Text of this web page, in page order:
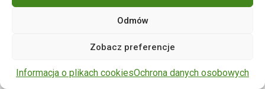
Odmów
Zobacz preferencje
Informacja o plikach cookiesOchrona danych osobowych
zastrzeżone.